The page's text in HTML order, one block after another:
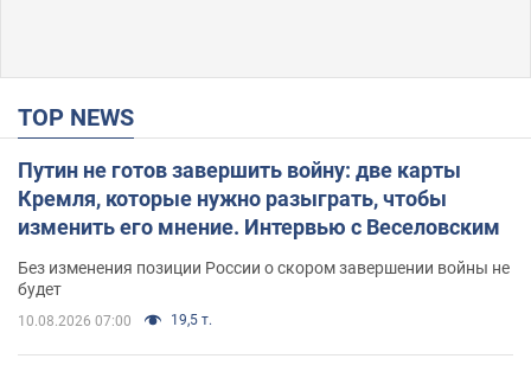
TOP NEWS
Путин не готов завершить войну: две карты
Кремля, которые нужно разыграть, чтобы
изменить его мнение. Интервью с Веселовским
Без изменения позиции России о скором завершении войны не
будет
10.08.2026 07:00 19,5 т.